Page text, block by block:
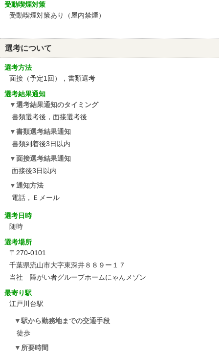
受動喫煙対策
受動喫煙対策あり（屋内禁煙）
選考について
選考方法
面接（予定1回），書類選考
選考結果通知
選考結果通知のタイミング
書類選考後，面接選考後
書類選考結果通知
書類到着後3日以内
面接選考結果通知
面接後3日以内
通知方法
電話，Ｅメール
選考日時
随時
選考場所
〒270-0101
千葉県流山市大字東深井８８９ー１７
当社 障がい者グループホームにゃんメゾン
最寄り駅
江戸川台駅
駅から勤務地までの交通手段
徒歩
所要時間